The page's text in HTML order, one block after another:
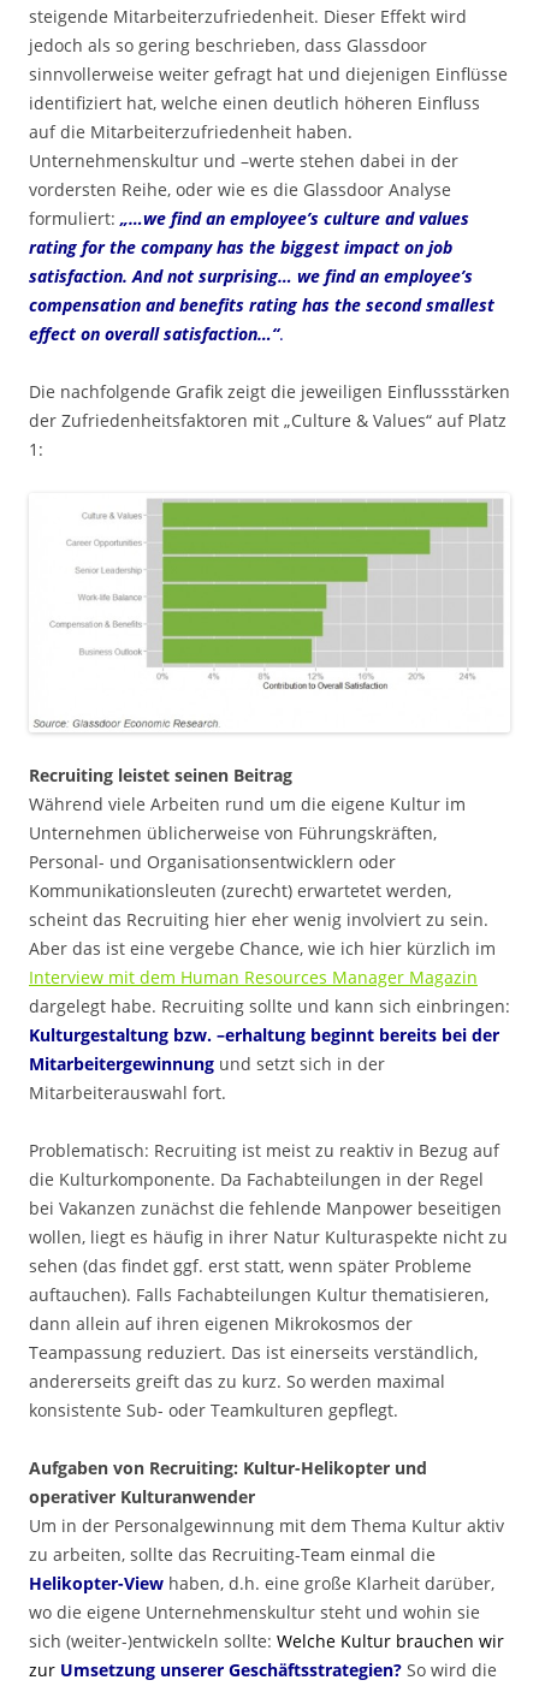
steigende Mitarbeiterzufriedenheit. Dieser Effekt wird
jedoch als so gering beschrieben, dass Glassdoor
sinnvollerweise weiter gefragt hat und diejenigen Einflüsse
identifiziert hat, welche einen deutlich höheren Einfluss
auf die Mitarbeiterzufriedenheit haben.
Unternehmenskultur und –werte stehen dabei in der
vordersten Reihe, oder wie es die Glassdoor Analyse
formuliert: „…we find an employee’s culture and values
rating for the company has the biggest impact on job
satisfaction. And not surprising… we find an employee’s
compensation and benefits rating has the second smallest
effect on overall satisfaction…“.
Die nachfolgende Grafik zeigt die jeweiligen Einflussstärken
der Zufriedenheitsfaktoren mit „Culture & Values“ auf Platz
1:
Recruiting leistet seinen Beitrag
Während viele Arbeiten rund um die eigene Kultur im
Unternehmen üblicherweise von Führungskräften,
Personal- und Organisationsentwicklern oder
Kommunikationsleuten (zurecht) erwartetet werden,
scheint das Recruiting hier eher wenig involviert zu sein.
Aber das ist eine vergebe Chance, wie ich hier kürzlich im
Interview mit dem Human Resources Manager Magazin
dargelegt habe. Recruiting sollte und kann sich einbringen:
Kulturgestaltung bzw. –erhaltung beginnt bereits bei der
Mitarbeitergewinnung und setzt sich in der
Mitarbeiterauswahl fort.
Problematisch: Recruiting ist meist zu reaktiv in Bezug auf
die Kulturkomponente. Da Fachabteilungen in der Regel
bei Vakanzen zunächst die fehlende Manpower beseitigen
wollen, liegt es häufig in ihrer Natur Kulturaspekte nicht zu
sehen (das findet ggf. erst statt, wenn später Probleme
auftauchen). Falls Fachabteilungen Kultur thematisieren,
dann allein auf ihren eigenen Mikrokosmos der
Teampassung reduziert. Das ist einerseits verständlich,
andererseits greift das zu kurz. So werden maximal
konsistente Sub- oder Teamkulturen gepflegt.
Aufgaben von Recruiting: Kultur-Helikopter und
operativer Kulturanwender
Um in der Personalgewinnung mit dem Thema Kultur aktiv
zu arbeiten, sollte das Recruiting-Team einmal die
Helikopter-View haben, d.h. eine große Klarheit darüber,
wo die eigene Unternehmenskultur steht und wohin sie
sich (weiter-)entwickeln sollte: Welche Kultur brauchen wir
zur Umsetzung unserer Geschäftsstrategien? So wird die